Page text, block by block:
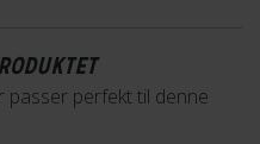
passer perfekt til denne